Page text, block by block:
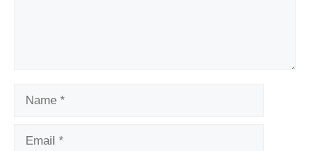
Name
Email